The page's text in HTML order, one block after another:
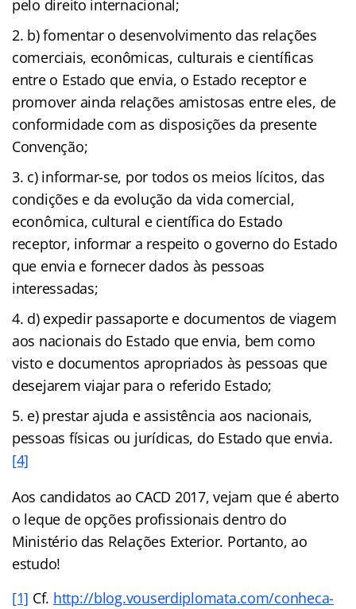
pelo direito internacional;
b) fomentar o desenvolvimento das relações
comerciais, econômicas, culturais e científicas
entre o Estado que envia, o Estado receptor e
promover ainda relações amistosas entre eles, de
conformidade com as disposições da presente
Convenção;
c) informar-se, por todos os meios lícitos, das
condições e da evolução da vida comercial,
econômica, cultural e científica do Estado
receptor, informar a respeito o governo do Estado
que envia e fornecer dados às pessoas
interessadas;
d) expedir passaporte e documentos de viagem
aos nacionais do Estado que envia, bem como
visto e documentos apropriados às pessoas que
desejarem viajar para o referido Estado;
e) prestar ajuda e assistência aos nacionais,
pessoas físicas ou jurídicas, do Estado que envia.
[4]
Aos candidatos ao CACD 2017, vejam que é aberto
o leque de opções profissionais dentro do
Ministério das Relações Exterior. Portanto, ao
estudo!
[1] Cf. http://blog.vouserdiplomata.com/conheca-